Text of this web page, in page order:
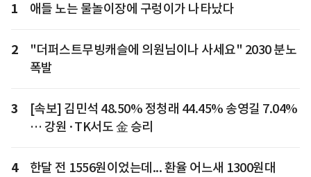
1 애들 노는 물놀이장에 구렁이가 나타났다
2
"더퍼스트무빙캐슬에 의원님이나 사세요" 2030 분노
폭발
3
[속보] 김민석 48.50% 정청래 44.45% 송영길 7.04%
… 강원·TK서도 金 승리
4
한달 전 1556원이었는데... 환율 어느새 1300원대